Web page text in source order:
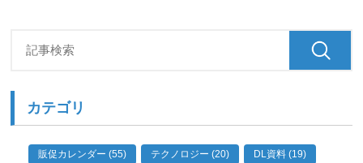
カテゴリ
販促カレンダー (55) テクノロジー (20) DL資料 (19)